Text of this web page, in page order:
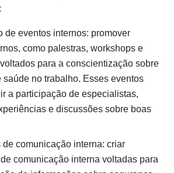
de eventos internos: promover
como palestras, workshops e
para a conscientização sobre
saúde no trabalho. Esses eventos
a participação de especialistas,
e discussões sobre boas
comunicação interna: criar
comunicação interna voltadas para